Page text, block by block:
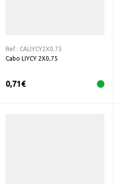
Ref.: CALIYCY2X0,75
Cabo LIYCY 2X0,75
0,71€